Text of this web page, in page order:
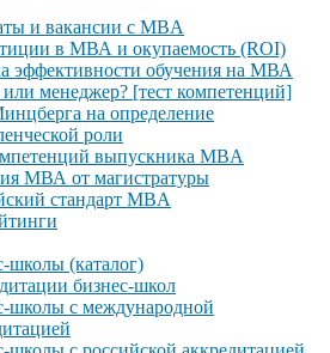
и вакансии с MBA
в МВА и окупаемость (ROI)
эффективности обучения на МВА
менеджер? [тест компетенций]
на определение
роли
выпускника MBA
МВА от магистратуры
стандарт MBA
школы (каталог)
бизнес-школ
школы с международной